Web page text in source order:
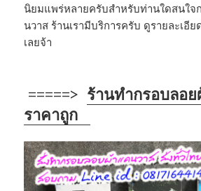
นิยมแพร่หลายครับสำหรับท่านใดสนใจ
นวาส ร้านเรามีบริการครับ ดูรายละเอี
เลยจ้า
=====> ร้านทำกรอบลอ
ราคาถูก